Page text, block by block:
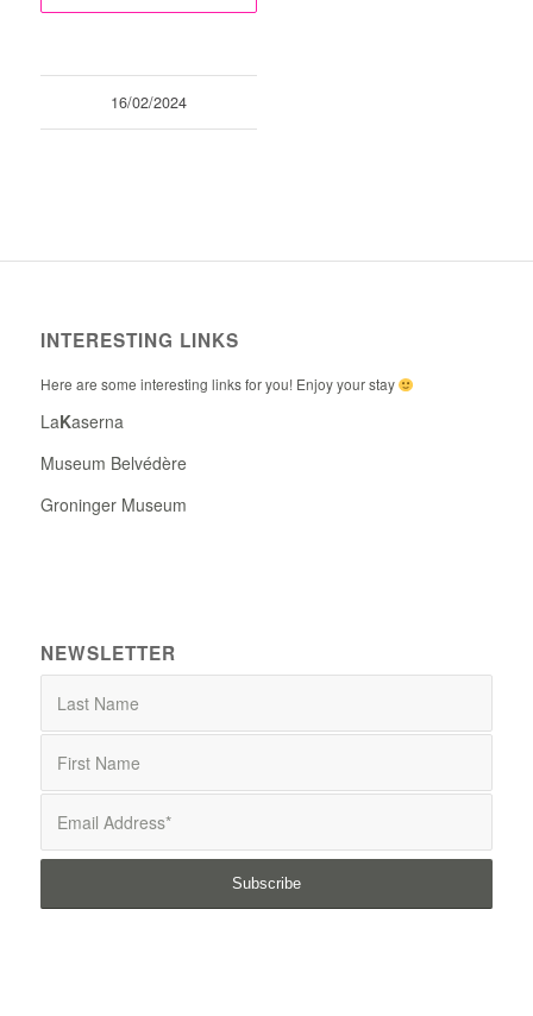
16/02/2024
INTERESTING LINKS
Here are some interesting links for you! Enjoy your stay
LaKaserna
Museum Belvédère
Groninger Museum
NEWSLETTER